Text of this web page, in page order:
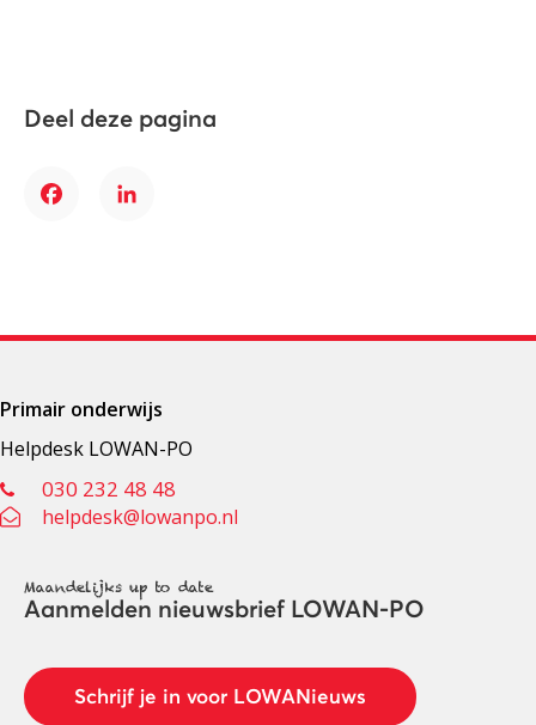
Deel deze pagina
FacebookLinkedIn
Primair onderwijs
Helpdesk LOWAN-PO
030 232 48 48
helpdesk@lowanpo.nl
Maandelijks up to date
Aanmelden nieuwsbrief LOWAN-PO
Schrijf je in voor LOWANieuws